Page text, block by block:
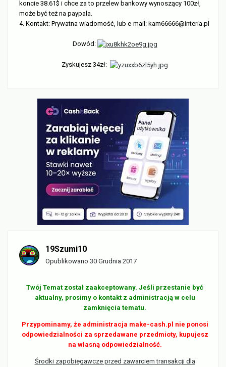
koncie 38.61$ i chce za to przelew bankowy wynoszący 100zł,
może być też na paypala.
4. Kontakt: Prywatna wiadomość, lub e-mail: kam66666@interia.pl
Dowód:
Zyskujesz 34zł:
19Szumi10
Opublikowano 30 Grudnia 2017
Twój Temat został zaakceptowany. Jeśli przestanie być
aktualny, prosimy o kontakt z administracją w celu
zamknięcia tematu.
Przypominamy, że administracja make-cash.pl nie ponosi
odpowiedzialności za sprzedawane przedmioty, kupujesz
na własną odpowiedzialność.
Środki zapobiegawcze przed zawarciem transakcji dla